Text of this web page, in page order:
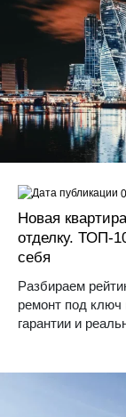
Новая
отделку. ТОП-
себя
Разбираем
ремонт под ключ
гарантии и